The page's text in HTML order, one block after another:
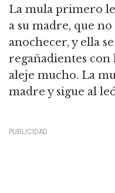
La mula primero
a su madre, que
anochecer, y ella
regañadientes con
aleje mucho. La
madre y sigue al
PUBLICIDAD